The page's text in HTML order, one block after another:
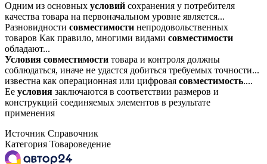
Одним из основных условий сохранения у потребителя
качества товара на первоначальном уровне является...
Разновидности совместимости непродовольственных
товаров Как правило, многими видами совместимости
обладают...
Условия совместимости товара и контроля должны
соблюдаться, иначе не удастся добиться требуемых точности...
известна как операционная или цифровая совместимость....
Ее условия заключаются в соответствии размеров и
конструкций соединяемых элементов в результате
применения
Источник Справочник
Категория Товароведение